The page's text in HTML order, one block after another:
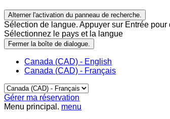
Alterner l'activation du panneau de recherche.
Sélection de langue. Appuyer sur Entrée
Sélectionnez le pays et la langue
Fermer la boîte de dialogue.
Canada (CAD) - English
Canada (CAD) - Français
Gérer ma réservation
Menu principal. menu